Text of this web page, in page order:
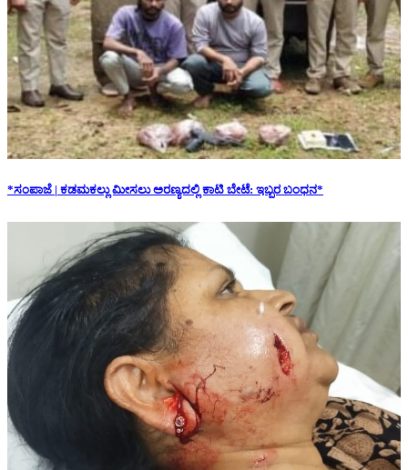
*ಸಂಪಾಜೆ | ಕಡಮಕಲ್ಲು ಮೀಸಲು ಅರಣ್ಯದಲ್ಲಿ ಕಾಟಿ ಬೇಟೆ: ಇಬ್ಬರ ಬಂಧನ*